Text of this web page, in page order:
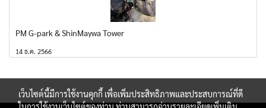
PM G-park & ShinMaywa Tower
14 ธ.ค. 2566
เว็บไซต์นี้มีการใช้งานคุกกี้ เพื่อเพิ่มประสิทธิภาพและประสบการณ์ที่ดี